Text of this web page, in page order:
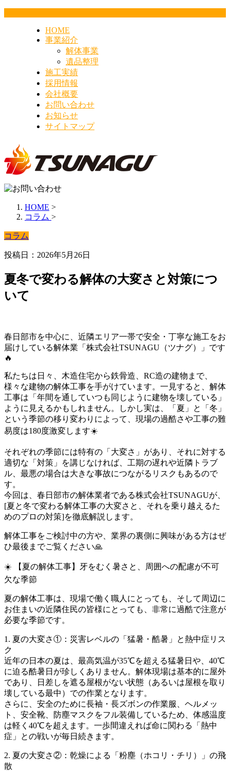
HOME
事業紹介
解体事業
遺品整理
施工実績
採用情報
会社概要
お問い合わせ
お知らせ
サイトマップ
HOME >
コラム >
コラム
投稿日：2026年5月26日
夏冬で変わる解体の大変さと対策につ
いて
春日部市を中心に、近隣エリア一帯で安全・丁寧な施工をお
届けしている解体業「株式会社TSUNAGU（ツナグ）」です
🔥
私たちは日々、木造住宅から鉄骨造、RC造の建物まで、
様々な建物の解体工事を手がけています。一見すると、解体
工事は「年間を通していつも同じように建物を壊している」
ように見えるかもしれません。しかし実は、「夏」と「冬」
という季節の移り変わりによって、現場の過酷さや工事の難
易度は180度激変します☀️
それぞれの季節には特有の「大変さ」があり、それに対する
適切な「対策」を講じなければ、工期の遅れや近隣トラブ
ル、最悪の場合は大きな事故につながるリスクもあるので
す。
今回は、春日部市の解体業者である株式会社TSUNAGUが、
[夏と冬で変わる解体工事の大変さと、それを乗り越えるた
めのプロの対策]を徹底解説します。
解体工事をご検討中の方や、業界の裏側に興味がある方はぜ
ひ最後までご覧ください🙏
☀️ 【夏の解体工事】牙をむく暑さと、周囲への配慮が不可
欠な季節
夏の解体工事は、現場で働く職人にとっても、そして周辺に
お住まいの近隣住民の皆様にとっても、非常に過酷で注意が
必要な季節です。
1. 夏の大変さ①：災害レベルの「猛暑・酷暑」と熱中症リス
ク
近年の日本の夏は、最高気温が35℃を超える猛暑日や、40℃
に迫る酷暑日が珍しくありません。解体現場は基本的に屋外
であり、日差しを遮る屋根がない状態（あるいは屋根を取り
壊している最中）での作業となります。
さらに、安全のために長袖・長ズボンの作業服、ヘルメッ
ト、安全靴、防塵マスクをフル装備しているため、体感温度
は軽く40℃を超えます。一歩間違えれば命に関わる「熱中
症」との戦いが毎日続きます。
2. 夏の大変さ②：乾燥による「粉塵（ホコリ・チリ）」の飛
散